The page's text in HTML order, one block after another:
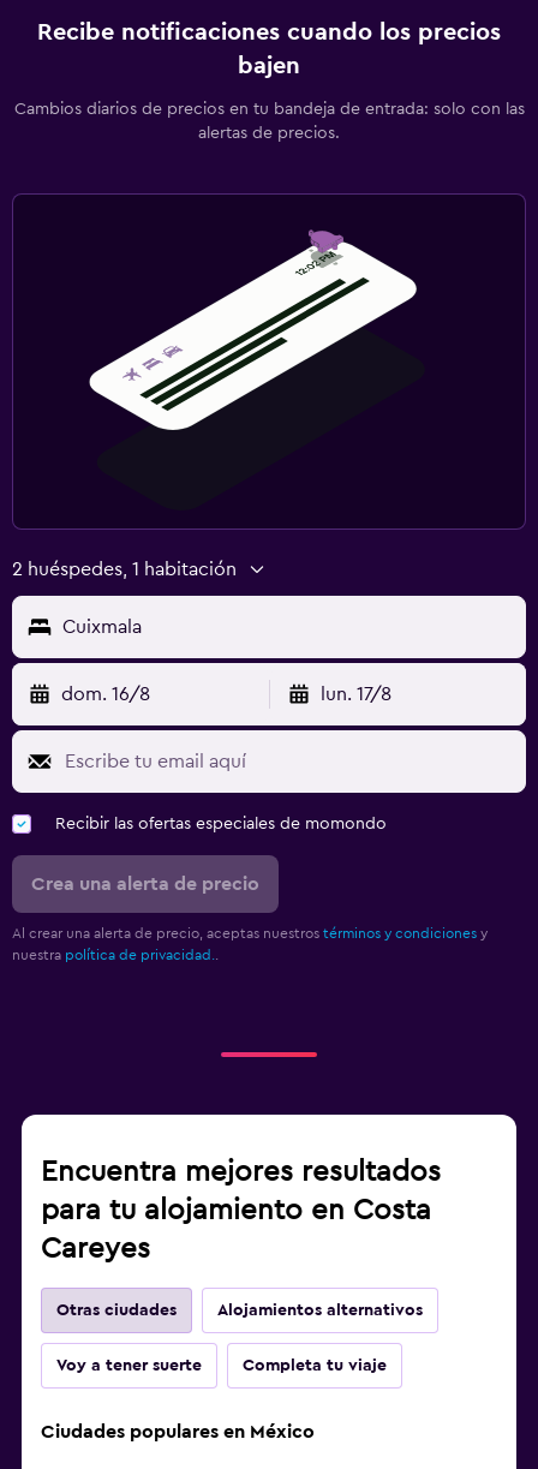
Recibe notificaciones cuando los precios
bajen
Cambios diarios de precios en tu bandeja de entrada: solo con las
alertas de precios.
2 huéspedes, 1 habitación
Cuixmala
dom. 16/8 lun. 17/8
Recibir las ofertas especiales de momondo
Crea una alerta de precio
Al crear una alerta de precio, aceptas nuestros términos y condiciones y
nuestra política de privacidad.
Encuentra mejores resultados
para tu alojamiento en Costa
Careyes
Otras ciudades Alojamientos alternativos
Voy a tener suerte Completa tu viaje
Ciudades populares en México